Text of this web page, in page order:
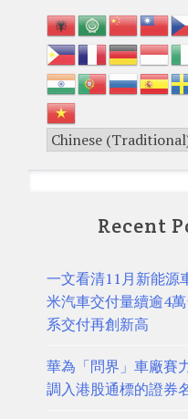
Recent
一文看清11月新能
米汽車交付量續逾4
系交付再創新高
華為「問界」車廠賽
調入港股通標的證券